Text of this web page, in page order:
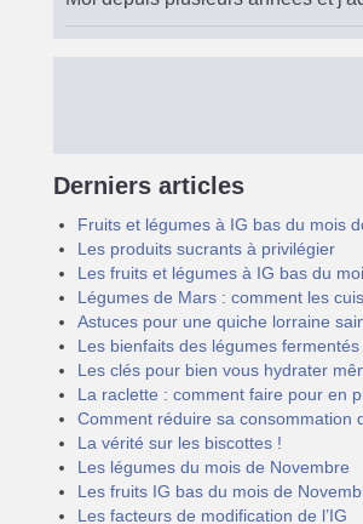
Derniers articles
Fruits et légumes à IG bas du mois
Les produits sucrants à privilégier
Les fruits et légumes à IG bas du
Légumes de Mars : comment les
Astuces pour une quiche lorraine
Les bienfaits des légumes fermentés
Les clés pour bien vous hydrater
La raclette : comment faire pour en
Comment réduire sa consommation
La vérité sur les biscottes !
Les légumes du mois de Novembre
Les fruits IG bas du mois de
Les facteurs de modification de l’IG